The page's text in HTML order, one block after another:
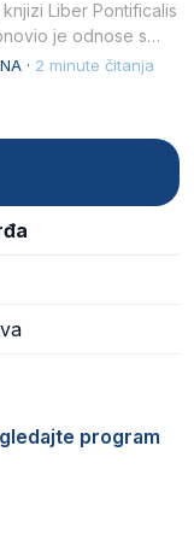
Liber Pontificalis
je odnose s
· 2 minute čitanja
program